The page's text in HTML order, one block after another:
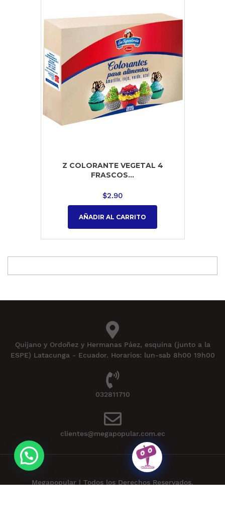
Z COLORANTE VEGETAL 4
FRASCOS...
$2.90
AÑADIR AL CARRITO
Quijano y Ordoñez y Hermanas Páez, esquina (junto a la
ESPE) Latacunga - Ecuador. Horarios: lun-sab 8h00 19h00
032811710
clientes@megapopular.com.ec
Megapopular | Todos los Derechos Reservados.